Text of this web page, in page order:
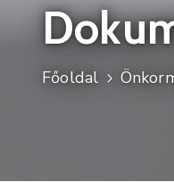
Főoldal